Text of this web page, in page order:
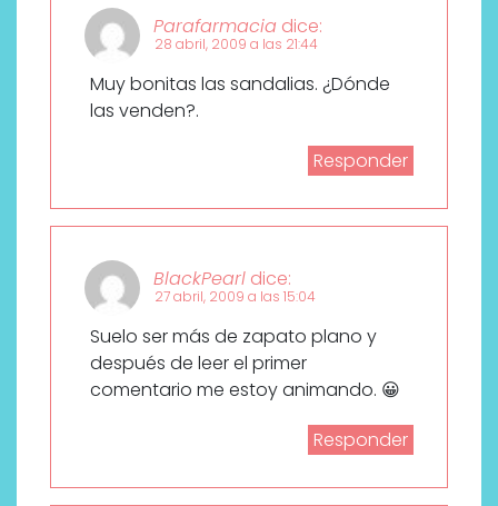
Parafarmacia dice:
28 abril, 2009 a las 21:44
Muy bonitas las sandalias. ¿Dónde
las venden?.
Responder
BlackPearl dice:
27 abril, 2009 a las 15:04
Suelo ser más de zapato plano y
después de leer el primer
comentario me estoy animando. 😀
Responder